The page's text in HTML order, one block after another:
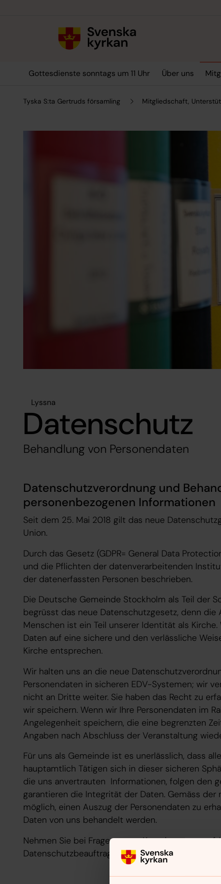
Gottesdienste sonntags um 11 Uhr Über uns
Tyska S:ta Gertruds församling Mitgliedschaft,
Lyssna
Datenschutz
Behandlung von Personendaten
Datenschutzverordnung und
personenbezogenen Informationen
Seit dem 25. Mai 2018 gilt das neue
Union.
Durch das Gesetz (GDPR= General Data
und die Pflichten der datenverarbeitenden
der datenerfassten Personen beschrieben.
Die Deutsche Gemeinde Stockholm als Teil der
begrüsst das neue Datenschutzgesetz, denn
Menschen ist ein Teil unserer Identität als
Daten auf eine sichere und den verlässliche
Kirche entsprechen.
Wir halten uns an die neue
Personendaten in sicheren EDV-Systemen; wir
nicht an Dritte weiter. Sie haben das Recht zu
wir speichern. Wenn wir Ihre Personendaten im
Angelegenheit speichern, die eine begrenzten
Angaben nach Abschluss der Veranstaltung
Für uns als Gemeinde ist es unerlässlich, dass
hauptamtlich Tätigen sich in dieser sicheren
die uns anvertrauten Informationen, folgen den
garantieren die Integrität der Daten. Gemäss
möglich, einen Auszug der Personendaten zu
Daten von uns behandelt werden.
Nehmen Sie bei Fragen gerne Kontakt zu uns auf.
Datenschutzbeauftragte: